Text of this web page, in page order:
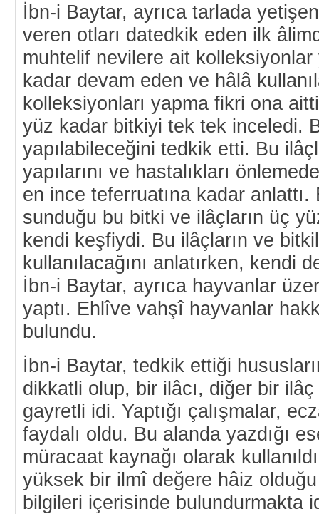
İbn-i Baytar, ayrıca tarlada
veren otları datedkik eden ilk
muhtelif nevilere ait kolleksiyonlar
kadar devam eden ve hâlâ
kolleksiyonları yapma fikri ona
yüz kadar bitkiyi tek tek inceledi.
yapılabileceğini tedkik etti. Bu
yapılarını ve hastalıkları
en ince teferruatına kadar
sunduğu bu bitki ve ilâçların üç
kendi keşfiydi. Bu ilâçların ve
kullanılacağını anlatırken, kendi
İbn-i Baytar, ayrıca hayvanlar
yaptı. Ehlîve vahşî hayvanlar
bulundu.
İbn-i Baytar, tedkik ettiği
dikkatli olup, bir ilâcı, diğer bir
gayretli idi. Yaptığı çalışmalar,
faydalı oldu. Bu alanda yazdığı
müracaat kaynağı olarak
yüksek bir ilmî değere hâiz
bilgileri içerisinde bulundurmakta